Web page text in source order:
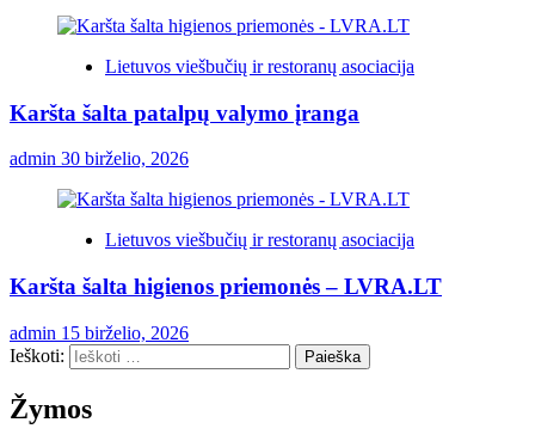
Lietuvos viešbučių ir restoranų asociacija
Karšta šalta patalpų valymo įranga
admin 30 birželio, 2026
Lietuvos viešbučių ir restoranų asociacija
Karšta šalta higienos priemonės – LVRA.LT
admin 15 birželio, 2026
Ieškoti:
Žymos